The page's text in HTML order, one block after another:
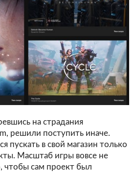
на страдания
решили поступить иначе.
пускать в свой магазин только
Масштаб игры вовсе не
чтобы сам проект был